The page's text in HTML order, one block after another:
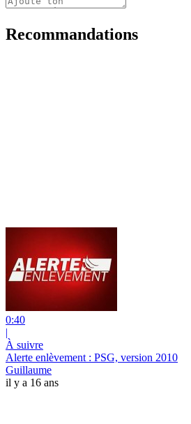
Recommandations
0:40
|
À suivre
Alerte enlèvement : PSG, version 2010
Guillaume
il y a 16 ans